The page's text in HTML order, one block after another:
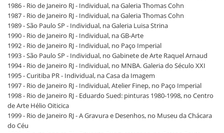
1986 - Rio de Janeiro RJ - Individual, na Galeria Thomas Cohn
1987 - Rio de Janeiro RJ - Individual, na Galeria Thomas Cohn
1989 - São Paulo SP - Individual, na Galeria Luisa Strina
1990 - Rio de Janeiro RJ - Individual, na GB-Arte
1992 - Rio de Janeiro RJ - Individual, no Paço Imperial
1993 - São Paulo SP - Individual, no Gabinete de Arte Raquel Arnaud
1994 - Rio de Janeiro RJ - Individual, no MNBA. Galeria do Século XXI
1995 - Curitiba PR - Individual, na Casa da Imagem
1997 - Rio de Janeiro RJ - Individual, Atelier Finep, no Paço Imperial
1998 - Rio de Janeiro RJ - Eduardo Sued: pinturas 1980-1998, no Centro
de Arte Hélio Oiticica
1999 - Rio de Janeiro RJ - A Gravura e Desenhos, no Museu da Chácara
do Céu